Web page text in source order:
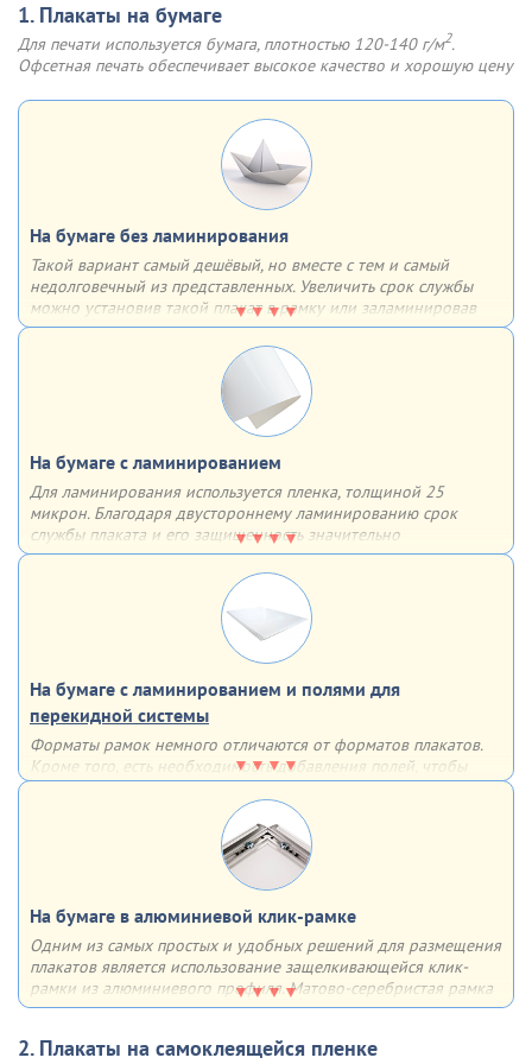
1. Плакаты на бумаге
Для печати используется бумага, плотностью 120-140 г/м2.
Офсетная печать обеспечивает высокое качество и хорошую цену
На бумаге без ламинирования
Такой вариант самый дешёвый, но вместе с тем и самый
недолговечный из представленных. Увеличить срок службы
можно установив такой плакат в рамку или заламинировав
поверхность. В таком случае он может прослужить гораздо
На бумаге с ламинированием
Для ламинирования используется пленка, толщиной 25
микрон. Благодаря двустороннему ламинированию срок
службы плаката и его защищенность значительно
увеличиваются – плакат влагоустойчив, защищен от
механических повреждений и не выцветает
На бумаге с ламинированием и полями для
перекидной системы
Форматы рамок немного отличаются от форматов плакатов.
Кроме того, есть необходимость добавления полей, чтобы
рамка не закрывала часть информации. По этим причинам мы
дорабатываем макет для использования в перекидных
На бумаге в алюминиевой клик-рамке
Одним из самых простых и удобных решений для размещения
плакатов является использование защелкивающейся клик-
рамки из алюминиевого профиля. Матово-серебристая рамка
из алюминия с анодированным покрытием имеет множество
устойчивая к солнечным лучам и воздействию влаги
2. Плакаты на самоклеящейся пленке